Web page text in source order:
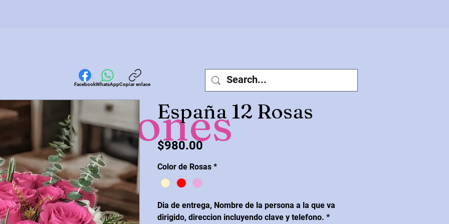
FacebookWhatsAppCopiar enlace
España 12 Rosas
$980.00Precio
Color de Rosas *
Dia de entrega, Nombre de la persona a la que va
dirigido, direccion incluyendo clave y telefono. *